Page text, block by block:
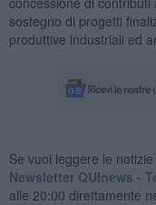
sostegno di progetti
produttive industriali ed
Se vuoi leggere le
Newsletter QUInews -
alle 20:00 direttamente